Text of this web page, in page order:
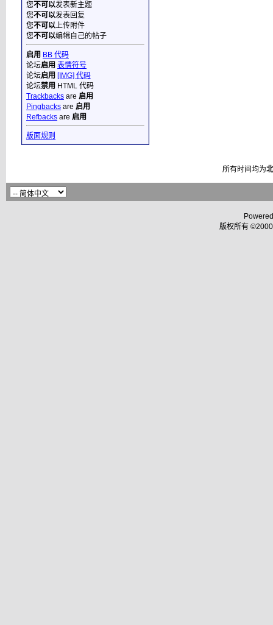
您不可以发表新主题
您不可以发表回复
您不可以上传附件
您不可以编辑自己的帖子
启用 BB 代码
论坛启用 表情符号
论坛启用 [IMG] 代码
论坛禁用 HTML 代码
Trackbacks are 启用
Pingbacks are 启用
Refbacks are 启用
版面规则
所有时间均为
版权所有